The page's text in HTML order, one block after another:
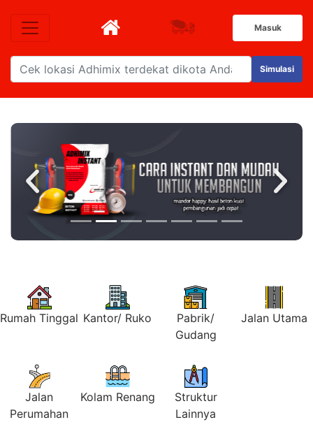
Masuk
Simulasi
Previous Next
Rumah Tinggal Kantor/ Ruko
Pabrik/
Gudang
Jalan Utama
Jalan
Perumahan
Kolam Renang
Struktur
Lainnya